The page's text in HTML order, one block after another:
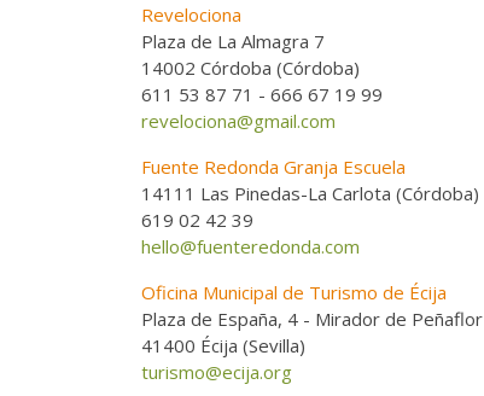
Revelociona
Plaza de La Almagra 7
14002 Córdoba (Córdoba)
611 53 87 71 - 666 67 19 99
revelociona@gmail.com
Fuente Redonda Granja Escuela
14111 Las Pinedas-La Carlota (Córdoba)
619 02 42 39
hello@fuenteredonda.com
Oficina Municipal de Turismo de Écija
Plaza de España, 4 - Mirador de Peñaflor
41400 Écija (Sevilla)
turismo@ecija.org